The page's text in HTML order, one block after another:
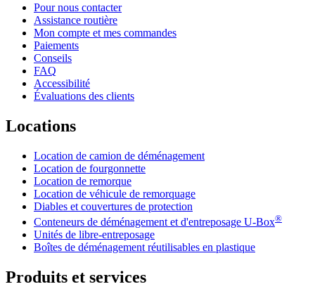
Pour nous contacter
Assistance routière
Mon compte et mes commandes
Paiements
Conseils
FAQ
Accessibilité
Évaluations des clients
Locations
Location de camion de déménagement
Location de fourgonnette
Location de remorque
Location de véhicule de remorquage
Diables et couvertures de protection
Conteneurs de déménagement et d'entreposage U-Box®
Unités de libre-entreposage
Boîtes de déménagement réutilisables en plastique
Produits et services